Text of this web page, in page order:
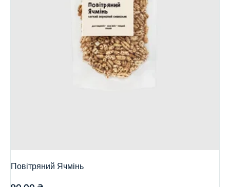
Повітряний Ячмінь